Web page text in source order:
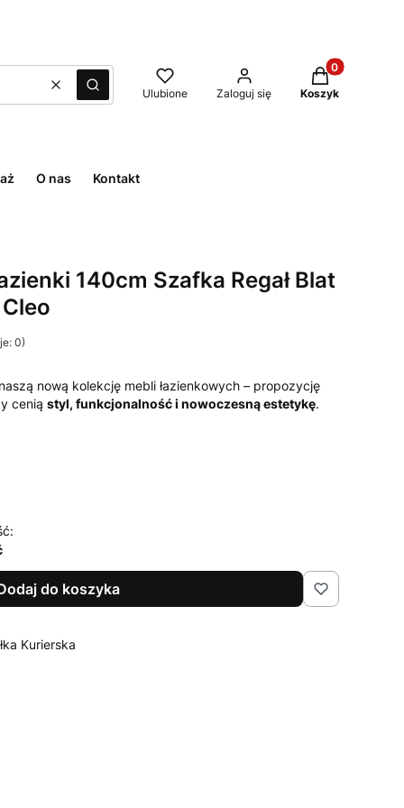
WyczyśćSzukaj Ulubione Zaloguj się
Produkty w
Koszyk
O nas Kontakt
140cm Szafka Regał Blat
0)
nową kolekcję mebli łazienkowych – propozycję
cenią styl, funkcjonalność i nowoczesną estetykę.
do koszyka
Kurierska